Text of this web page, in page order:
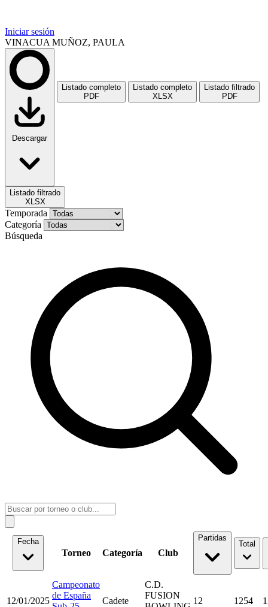
Iniciar sesión
VINACUA MUÑOZ, PAULA
Descargar
Listado completo
PDF
Listado completo
XLSX
Listado filtrado
PDF
Listado filtrado
XLSX
Temporada
Categoría
Búsqueda
Fecha
Torneo Categoría Club
Partidas
Total
12/01/2025
Campeonato
de España
Cadete
C.D.
FUSION
12 1254